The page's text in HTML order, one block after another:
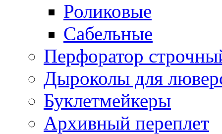
Роликовые
Сабельные
Перфоратор
Дыроколы для
Буклетмейкеры
Архивный переплет